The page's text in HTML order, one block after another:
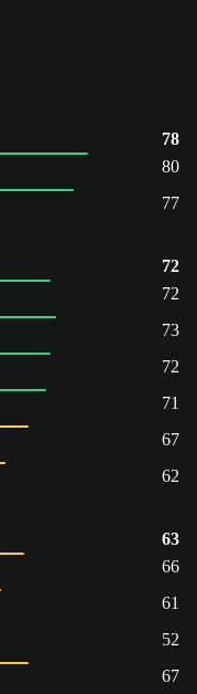
78
80
77
72
72
73
72
71
67
62
63
66
61
52
67